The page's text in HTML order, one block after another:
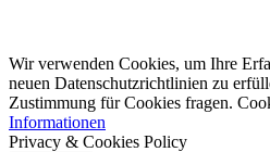
Wir verwenden Cookies, um Ihre
neuen Datenschutzrichtlinien zu
Zustimmung für Cookies fragen.
Informationen
Privacy & Cookies Policy